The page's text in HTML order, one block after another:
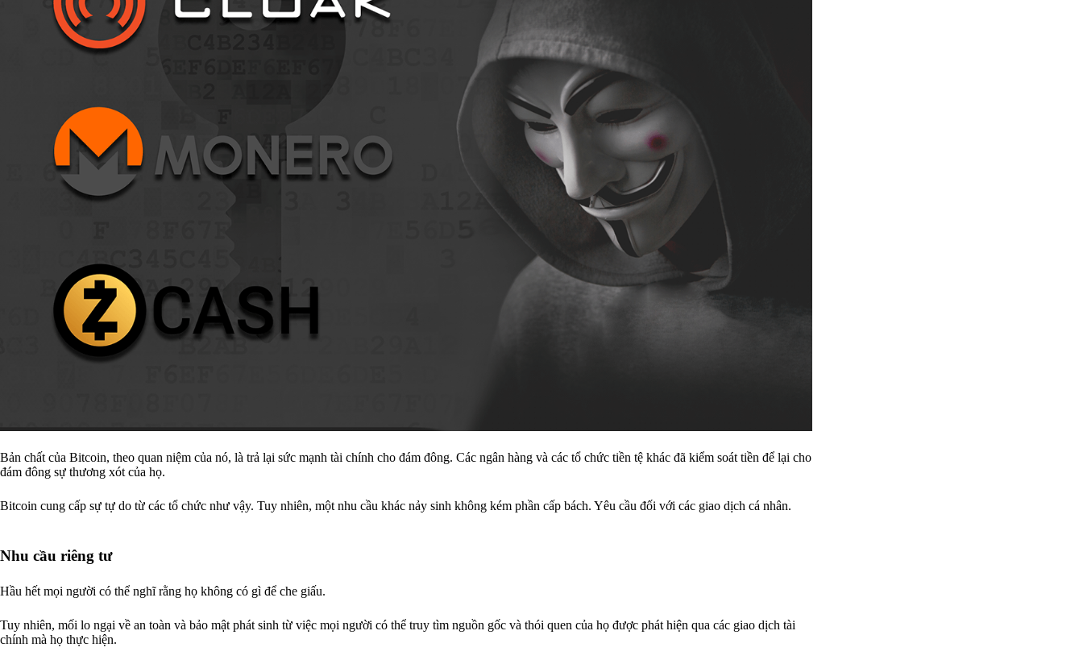
Bản chất của Bitcoin, theo quan niệm của nó, là trả lại sức mạnh tài chính cho đám đông. Các ngân hàng và các tổ chức tiền tệ khác đã kiểm soát tiền để lại cho
đám đông sự thương xót của họ.
Bitcoin cung cấp sự tự do từ các tổ chức như vậy. Tuy nhiên, một nhu cầu khác nảy sinh không kém phần cấp bách. Yêu cầu đối với các giao dịch cá nhân.
Nhu cầu riêng tư
Hầu hết mọi người có thể nghĩ rằng họ không có gì để che giấu.
Tuy nhiên, mối lo ngại về an toàn và bảo mật phát sinh từ việc mọi người có thể truy tìm nguồn gốc và thói quen của họ được phát hiện qua các giao dịch tài
chính mà họ thực hiện.